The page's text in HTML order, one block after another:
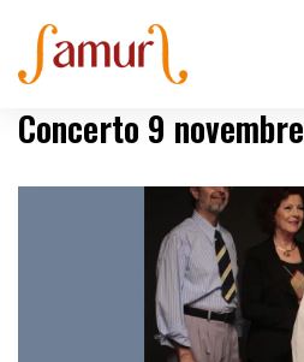
Concerto 9 novembre